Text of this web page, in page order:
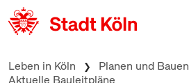
zum Inhalt springen
Leben in Köln Planen und Bauen
Aktuelle Bauleitpläne